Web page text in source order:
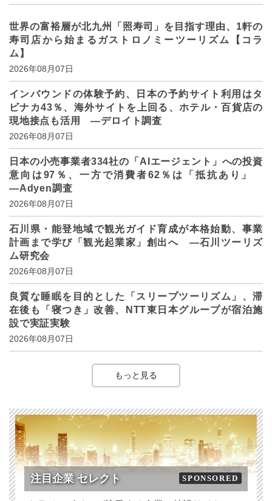
世界の富裕層が北九州「照寿司」を目指す理由、1軒の
寿司店から始まるガストロノミーツーリズム【コラ
ム】
2026年08月07日
インバウンドの体験予約、日本の予約サイト利用はタ
ビナカ43％、海外サイトを上回る、ホテル・百貨店の
現地接点も活用 ―デロイト調査
2026年08月07日
日本の小売事業者334社の「AIエージェント」への投資
意向は97％、一方で消費者62％は「抵抗あり」
―Adyen調査
2026年08月07日
石川県・能登地域で観光ガイド育成が本格始動、事業
計画まで学び「観光起業家」創出へ ―石川ツーリズ
ム研究会
2026年08月07日
良質な睡眠を目的とした「スリープツーリズム」、滞
在後も「寝つき」改善、NTT東日本グループが宿泊施
設で実証実験
2026年08月07日
もっと見る
注目企業 セレクト SPONSORED